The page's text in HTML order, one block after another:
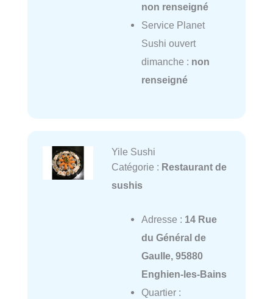
non renseigné
Service Planet
Sushi ouvert
dimanche : non
renseigné
Yile Sushi
Catégorie : Restaurant de
sushis
Adresse : 14 Rue
du Général de
Gaulle, 95880
Enghien-les-Bains
Quartier :